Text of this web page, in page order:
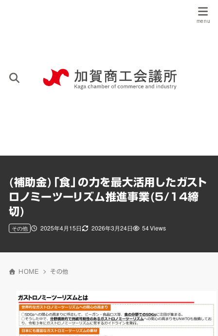
(補助金)「食」の力を最大活用したガスト
ロノミーツーリズム推進事業(5/14締
切)
2025年4月15日 2026年3月24日
その他 54 Views
HOME その他